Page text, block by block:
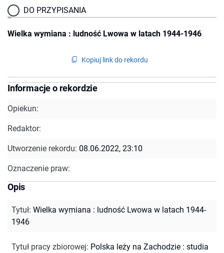
DO PRZYPISANIA
Wielka wymiana : ludność Lwowa w latach 1944-1946
Kopiuj link do rekordu
Informacje o rekordzie
Opiekun:
Redaktor:
Utworzenie rekordu: 08.06.2022, 23:10
Oznaczenie praw:
Opis
Tytuł: Wielka wymiana : ludność Lwowa w latach 1944-
1946
Tytuł pracy zbiorowej: Polska leży na Zachodzie : studia